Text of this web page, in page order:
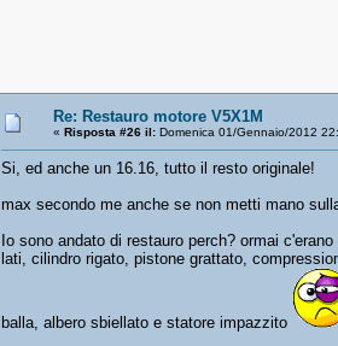
Re: Restauro motore V5X1M
« Risposta #26 il: Domenica 01/Gennaio/2012
Si, ed anche un 16.16, tutto il resto originale!
max secondo me anche se non metti mano
Io sono andato di restauro perch? ormai
lati, cilindro rigato, pistone grattato,
balla, albero sbiellato e statore impazzito